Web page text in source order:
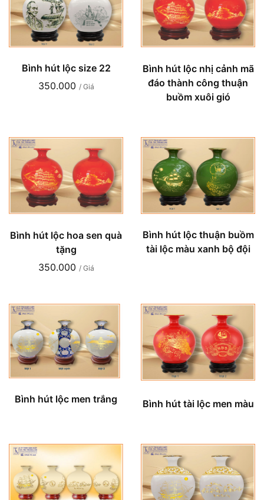
Bình hút lộc size 22
350.000 / Giá
Bình hút lộc nhị cảnh mã
đáo thành công thuận
buồm xuôi gió
Bình hút lộc hoa sen quà
tặng
350.000 / Giá
Bình hút lộc thuận buồm
tài lộc màu xanh bộ đội
Bình hút lộc men trắng Bình hút tài lộc men màu